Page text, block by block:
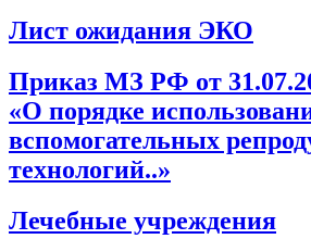
Лист ожидания ЭКО
Приказ МЗ РФ от
«О порядке
вспомогательных
технологий..»
Лечебные учреждения